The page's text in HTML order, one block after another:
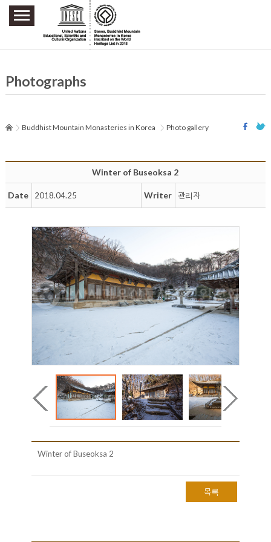
주요메뉴 바로가기
본문 바로가기
하단메뉴 바로가기
Photographs
Buddhist Mountain Monasteries in Korea Photo gallery
Winter of Buseoksa 2
Date 2018.04.25 Writer 관리자
Winter of Buseoksa 2
목록